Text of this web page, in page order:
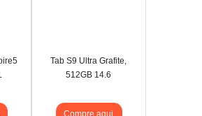
Tab S9 Ultra Grafite,
512GB 14.6
Compre aqui